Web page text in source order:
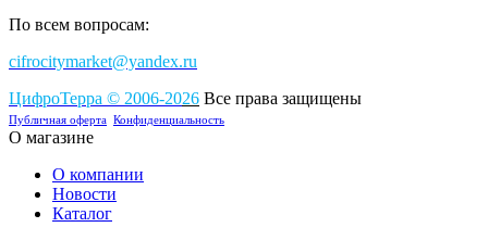
По всем вопросам:
cifrocitymarket@yandex.ru
ЦифроТерра © 2006-2026 Все права защищены
Публичная оферта Конфиденциальность
О магазине
О компании
Новости
Каталог